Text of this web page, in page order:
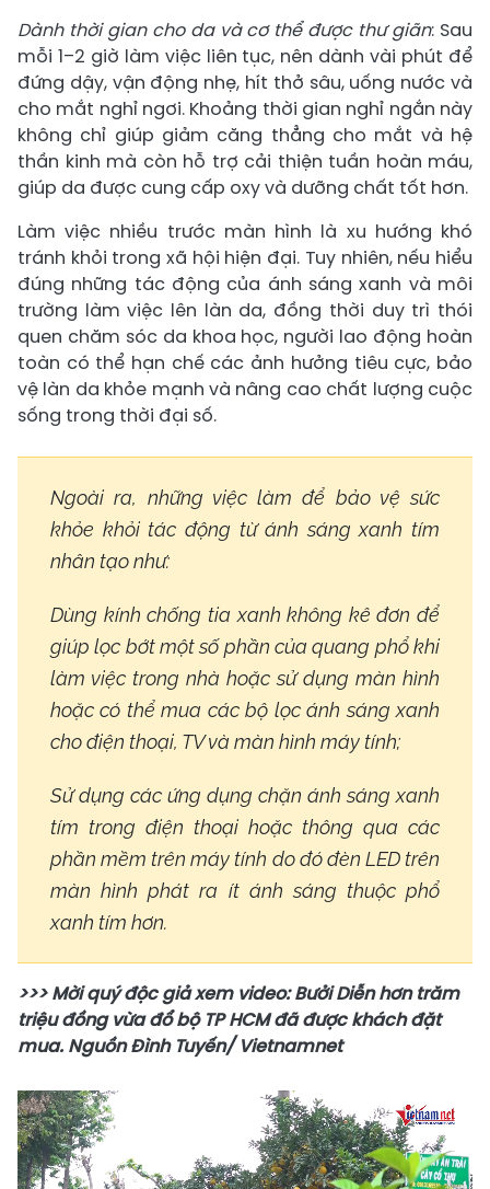
Dành thời gian cho da và cơ thể được thư giãn: Sau
mỗi 1–2 giờ làm việc liên tục, nên dành vài phút để
đứng dậy, vận động nhẹ, hít thở sâu, uống nước và
cho mắt nghỉ ngơi. Khoảng thời gian nghỉ ngắn này
không chỉ giúp giảm căng thẳng cho mắt và hệ
thần kinh mà còn hỗ trợ cải thiện tuần hoàn máu,
giúp da được cung cấp oxy và dưỡng chất tốt hơn.
Làm việc nhiều trước màn hình là xu hướng khó
tránh khỏi trong xã hội hiện đại. Tuy nhiên, nếu hiểu
đúng những tác động của ánh sáng xanh và môi
trường làm việc lên làn da, đồng thời duy trì thói
quen chăm sóc da khoa học, người lao động hoàn
toàn có thể hạn chế các ảnh hưởng tiêu cực, bảo
vệ làn da khỏe mạnh và nâng cao chất lượng cuộc
sống trong thời đại số.
Ngoài ra, những việc làm để bảo vệ sức
khỏe khỏi tác động từ ánh sáng xanh tím
nhân tạo như:
Dùng kính chống tia xanh không kê đơn để
giúp lọc bớt một số phần của quang phổ khi
làm việc trong nhà hoặc sử dụng màn hình
hoặc có thể mua các bộ lọc ánh sáng xanh
cho điện thoại, TV và màn hình máy tính;
Sử dụng các ứng dụng chặn ánh sáng xanh
tím trong điện thoại hoặc thông qua các
phần mềm trên máy tính do đó đèn LED trên
màn hình phát ra ít ánh sáng thuộc phổ
xanh tím hơn.
>>> Mời quý độc giả xem video: Bưởi Diễn hơn trăm
triệu đồng vừa đổ bộ TP HCM đã được khách đặt
mua. Nguồn Đình Tuyến/ Vietnamnet